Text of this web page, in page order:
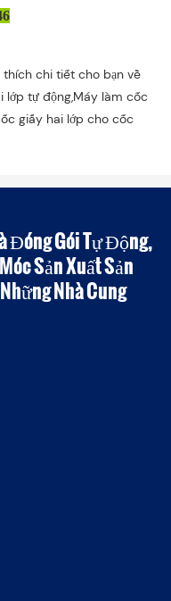
thích chi tiết cho bạn về
lớp tự động,Máy làm cốc
giấy hai lớp cho cốc
Đóng Gói Tự Động,
Sản Xuất Sản
Nhà Cung